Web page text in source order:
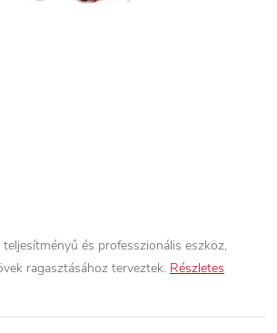
és professzionális eszköz,
ragasztásához terveztek. Részletes